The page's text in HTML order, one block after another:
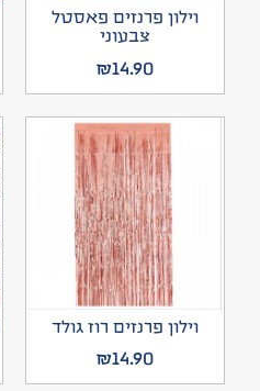
וילון פרנזים פאסטל
צבעוני
₪14.90
וילון פרנזים רוז גולד
₪14.90